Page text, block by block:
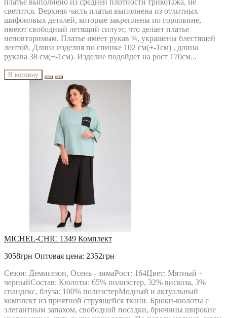
платье выполнено из средней плотности трикотажа, не
светится. Верхняя часть платья выполнена из отлитных
шифоновых деталей, которые закреплены по горловине,
имеют свободный летящий силуэт, что делает платье
неповторимым. Платье имеет рукав ¾, украшены блестящей
лентой. Длина изделия по спинке 102 см(+-1см) , длина
рукава 38 см(+-1см). Изделие подойдет на рост 170см...
В корзину
MICHEL-CHIC 1349 Комплект
3058грн Оптовая цена: 2352грн
Сезон: Демисезон, Осень - зимаРост: 164Цвет: Мятный +
черныйСостав: Кюлоты: 65% полиэстер, 32% вискоза, 3%
спандекс, блуза: 100% полиэстерМодный и актуальный
комплект из приятной струящейся ткани. Брюки-кюлоты с
элегантным запахом, свободной посадки, брючины широкие